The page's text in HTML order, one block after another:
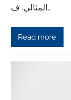
المثالي. ف…
Read more